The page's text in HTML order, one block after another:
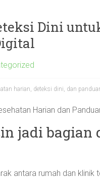
Dini
harian, deteksi dini, dan
Harian dan
jadi
antara rumah dan klinik